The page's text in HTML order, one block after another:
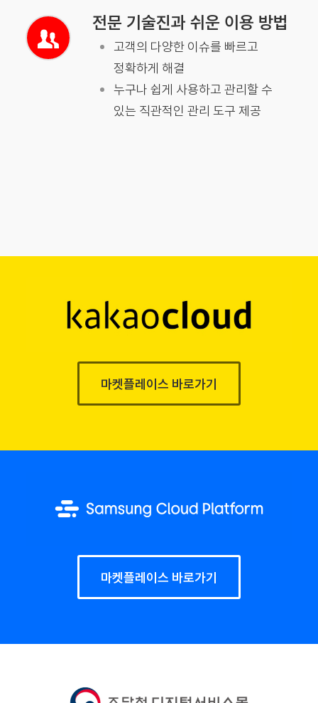
전문 기술진과 쉬운 이용 방법
고객의 다양한 이슈를 빠르고
정확하게 해결
누구나 쉽게 사용하고 관리할 수
있는 직관적인 관리 도구 제공
마켓플레이스 바로가기
마켓플레이스 바로가기